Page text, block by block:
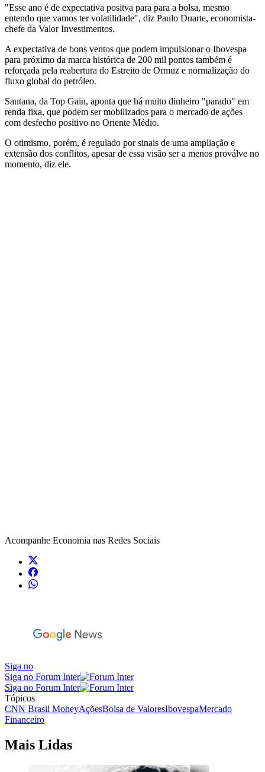
"Esse ano é de expectativa positva para para a bolsa, mesmo
entendo que vamos ter volatilidade", diz Paulo Duarte, economista-
chefe da Valor Investimentos.
A expectativa de bons ventos que podem impulsionar o Ibovespa
para próximo da marca histórica de 200 mil pontos também é
reforçada pela reabertura do Estreito de Ormuz e normalização do
fluxo global do petróleo.
Santana, da Top Gain, aponta que há muito dinheiro "parado" em
renda fixa, que podem ser mobilizados para o mercado de ações
com desfecho positivo no Oriente Médio.
O otimismo, porém, é regulado por sinais de uma ampliação e
extensão dos conflitos, apesar de essa visão ser a menos proválve no
momento, diz ele.
Acompanhe Economia nas Redes Sociais
Siga no
Siga no Forum Inter
Siga no Forum Inter
Tópicos
CNN Brasil MoneyAçõesBolsa de ValoresIbovespaMercado
Financeiro
Mais Lidas